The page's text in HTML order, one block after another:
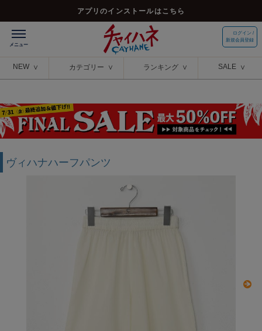
アプリのインストールはこちら
ログイン /
新規会員登録
NEW カテゴリー ランキング SALE
ヴィハナハーフパンツ